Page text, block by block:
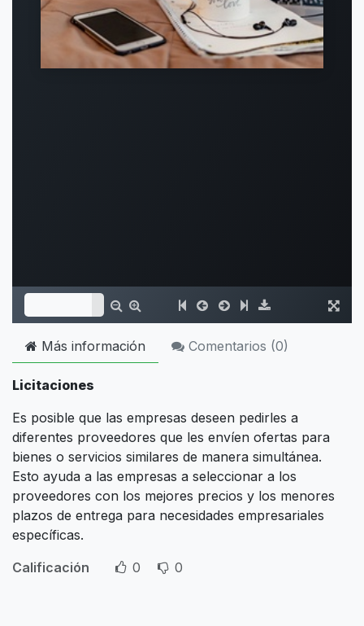
Más información Comentarios (0)
Licitaciones
Es posible que las empresas deseen pedirles a
diferentes proveedores que les envíen ofertas para
bienes o servicios similares de manera simultánea.
Esto ayuda a las empresas a seleccionar a los
proveedores con los mejores precios y los menores
plazos de entrega para necesidades empresariales
específicas.
Calificación
0 0